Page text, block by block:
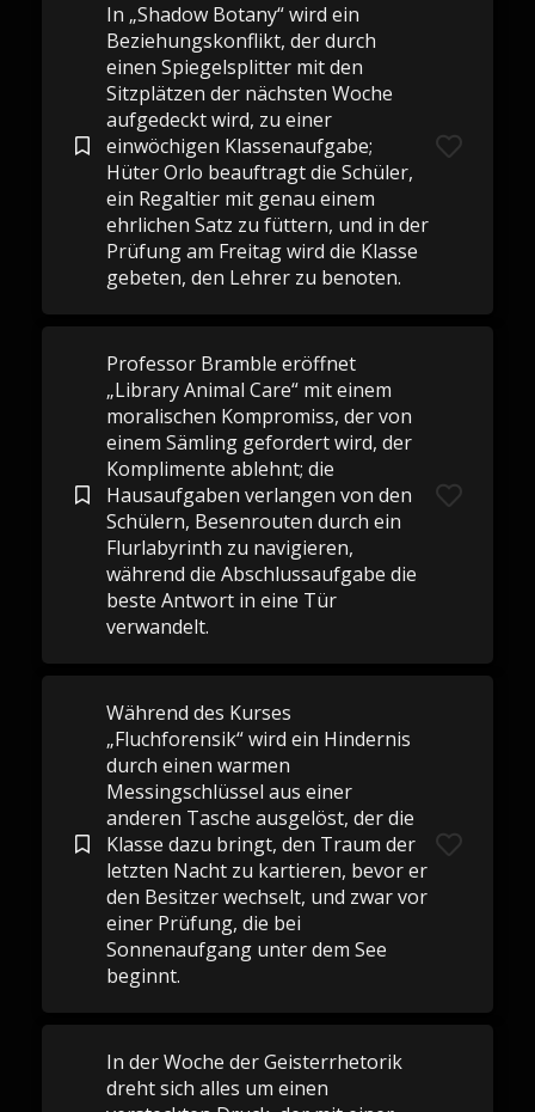
In „Shadow Botany“ wird ein
Beziehungskonflikt, der durch
einen Spiegelsplitter mit den
Sitzplätzen der nächsten Woche
aufgedeckt wird, zu einer
einwöchigen Klassenaufgabe;
Hüter Orlo beauftragt die Schüler,
ein Regaltier mit genau einem
ehrlichen Satz zu füttern, und in der
Prüfung am Freitag wird die Klasse
gebeten, den Lehrer zu benoten.
Professor Bramble eröffnet
„Library Animal Care“ mit einem
moralischen Kompromiss, der von
einem Sämling gefordert wird, der
Komplimente ablehnt; die
Hausaufgaben verlangen von den
Schülern, Besenrouten durch ein
Flurlabyrinth zu navigieren,
während die Abschlussaufgabe die
beste Antwort in eine Tür
verwandelt.
Während des Kurses
„Fluchforensik“ wird ein Hindernis
durch einen warmen
Messingschlüssel aus einer
anderen Tasche ausgelöst, der die
Klasse dazu bringt, den Traum der
letzten Nacht zu kartieren, bevor er
den Besitzer wechselt, und zwar vor
einer Prüfung, die bei
Sonnenaufgang unter dem See
beginnt.
In der Woche der Geisterrhetorik
dreht sich alles um einen